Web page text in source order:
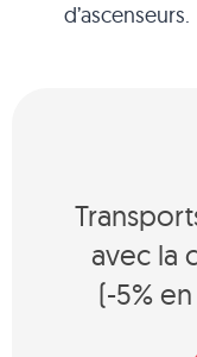
d’ascenseurs.
avec la
(-5%